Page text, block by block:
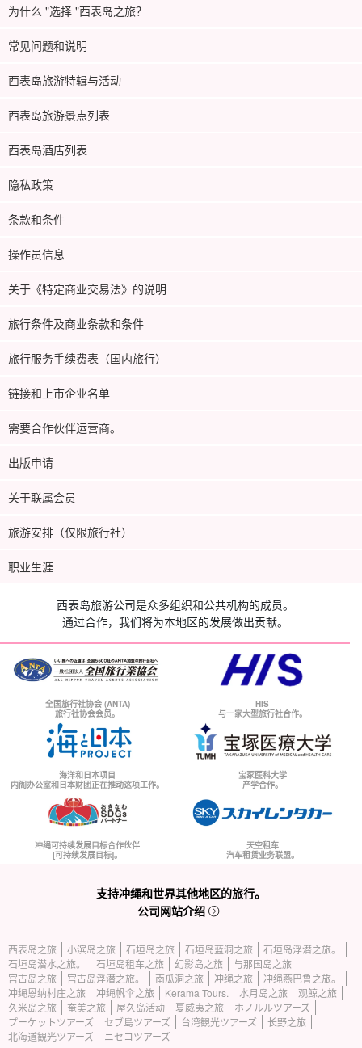
为什么 "选择 "西表岛之旅？
常见问题和说明
西表岛旅游特辑与活动
西表岛旅游景点列表
西表岛酒店列表
隐私政策
条款和条件
操作员信息
关于《特定商业交易法》的说明
旅行条件及商业条款和条件
旅行服务手续费表（国内旅行）
链接和上市企业名单
需要合作伙伴运营商。
出版申请
关于联属会员
旅游安排（仅限旅行社）
职业生涯
西表岛旅游公司是众多组织和公共机构的成员。
通过合作，我们将为本地区的发展做出贡献。
全国旅行社协会 (ANTA)
旅行社协会会员。
HIS
与一家大型旅行社合作。
海洋和日本项目
内阁办公室和日本财团正在推动这项工作。
宝冢医科大学
产学合作。
冲绳可持续发展目标合作伙伴
[可持续发展目标]。
天空租车
汽车租赁业务联盟。
支持冲绳和世界其他地区的旅行。
公司网站介绍
西表岛之旅 小滨岛之旅 石垣岛之旅 石垣岛蓝洞之旅
石垣岛浮潜之旅。
石垣岛潜水之旅。
石垣岛租车之旅 幻影岛之旅
与那国岛之旅
宫古岛之旅
宫古岛浮潜之旅。 南瓜洞之旅 冲绳之旅
冲绳燕巴鲁之旅。
冲绳恩纳村庄之旅
冲绳帆伞之旅 Kerama Tours. 水月岛之旅
观鲸之旅
久米岛之旅
奄美之旅 屋久岛活动 夏威夷之旅
ホノルルツアーズ
プーケットツアーズ
セブ島ツアーズ 台湾観光ツアーズ
长野之旅
北海道観光ツアーズ
ニセコツアーズ